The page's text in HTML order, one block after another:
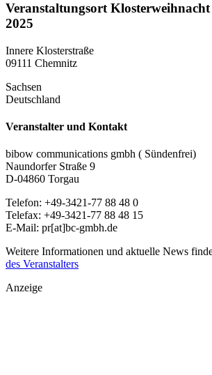
Veranstaltungsort
2025
Innere Klosterstraße
09111 Chemnitz
Sachsen
Deutschland
Veranstalter und Kontakt
bibow communications gmbh ( Sündenfrei)
Naundorfer Straße 9
D-04860 Torgau
Telefon: +49-3421-77 88 48 0
Telefax: +49-3421-77 88 48 15
E-Mail: pr[at]bc-gmbh.de
Weitere Informationen und aktuelle News
des Veranstalters
Anzeige